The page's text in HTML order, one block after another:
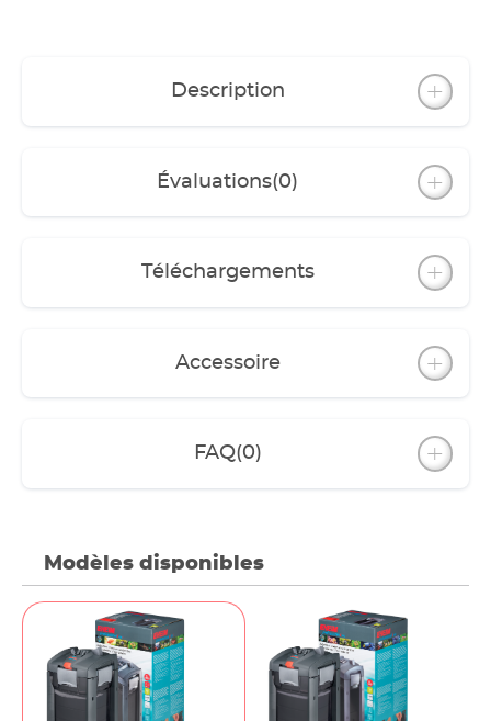
Description
Évaluations(0)
Téléchargements
Accessoire
FAQ(0)
Modèles disponibles